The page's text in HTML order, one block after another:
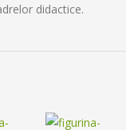
didactice.